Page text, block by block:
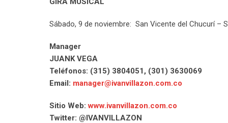
Sábado, 9 de noviembre: San Vicente del Chucurí –
Manager
JUANK VEGA
Teléfonos: (315) 3804051, (301) 3630069
Email: manager@ivanvillazon.com.co
Sitio Web:www.ivanvillazon.com.co
Twitter: @IVANVILLAZON